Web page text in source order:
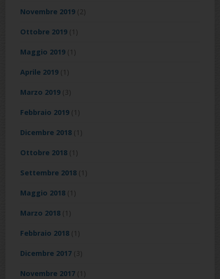
Novembre 2019 (2)
Ottobre 2019 (1)
Maggio 2019 (1)
Aprile 2019 (1)
Marzo 2019 (3)
Febbraio 2019 (1)
Dicembre 2018 (1)
Ottobre 2018 (1)
Settembre 2018 (1)
Maggio 2018 (1)
Marzo 2018 (1)
Febbraio 2018 (1)
Dicembre 2017 (3)
Novembre 2017 (1)